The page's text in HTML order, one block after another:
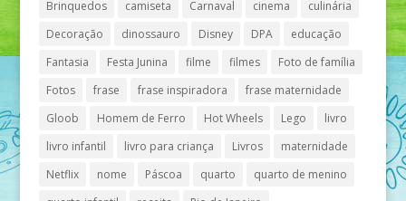
Brinquedos
camiseta Carnaval cinema
culinária
Decoração
dinossauro Disney DPA
educação
Fantasia
Festa Junina filme filmes
Foto de família
Fotos
frase frase inspiradora
frase maternidade
Gloob
Homem de Ferro Hot Wheels Lego
livro
livro infantil
livro para criança Livros
maternidade
Netflix
nome Páscoa quarto
quarto de menino